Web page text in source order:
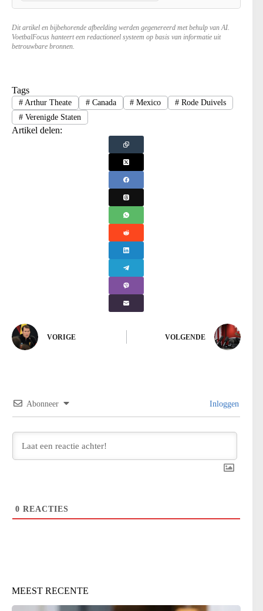
Dit artikel en bijbehorende afbeelding werden gegenereerd met behulp van AI.
VoetbalFocus hanteert een redactioneel systeem op basis van informatie uit
betrouwbare bronnen.
Tags
#Arthur Theate #Canada # Mexico # Rode Duivels
#Verenigde Staten
Artikel delen:
VORIGE VOLGENDE
Abonneer Inloggen
0 REACTIES
MEEST RECENTE